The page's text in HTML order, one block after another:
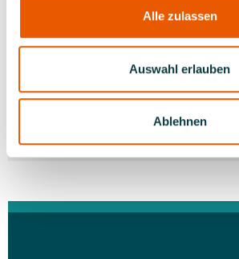
Alle zulassen
Auswahl erlauben
Ablehnen
Vize-Europameister des DMYV
Deutsche Meister